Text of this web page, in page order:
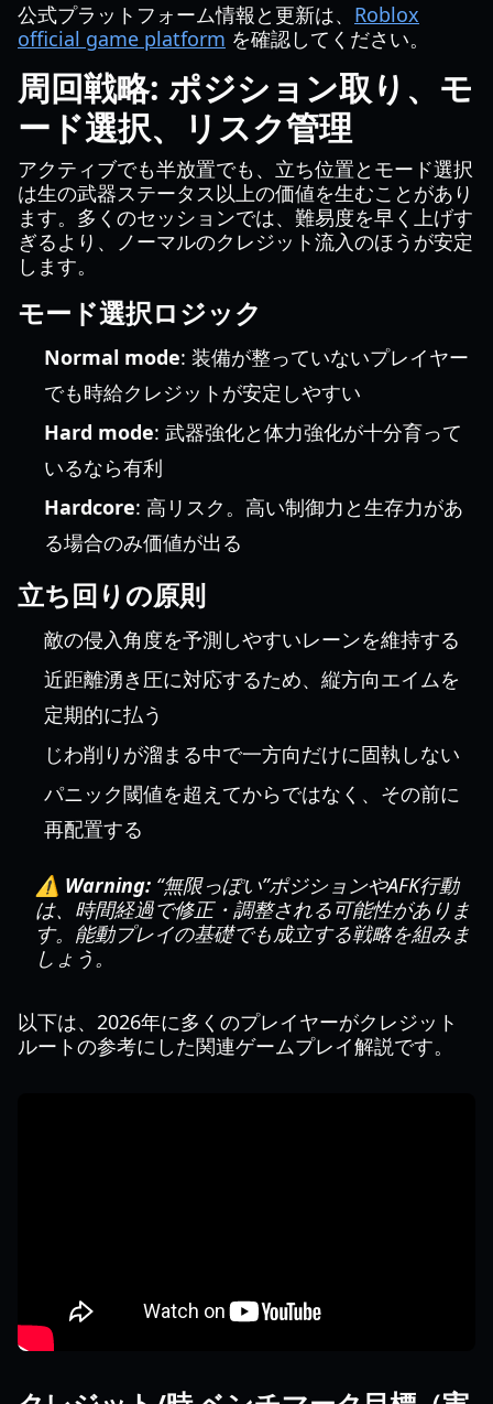
公式プラットフォーム情報と更新は、 Roblox
official game platform を確認してください。
周回戦略: ポジション取り、モ
ード選択、リスク管理
アクティブでも半放置でも、立ち位置とモード選択
は生の武器ステータス以上の価値を生むことがあり
ます。多くのセッションでは、難易度を早く上げす
ぎるより、ノーマルのクレジット流入のほうが安定
します。
モード選択ロジック
Normal mode: 装備が整っていないプレイヤー
でも時給クレジットが安定しやすい
Hard mode: 武器強化と体力強化が十分育って
いるなら有利
Hardcore: 高リスク。高い制御力と生存力があ
る場合のみ価値が出る
立ち回りの原則
敵の侵入角度を予測しやすいレーンを維持する
近距離湧き圧に対応するため、縦方向エイムを
定期的に払う
じわ削りが溜まる中で一方向だけに固執しない
パニック閾値を超えてからではなく、その前に
再配置する
⚠️ Warning: “無限っぽい”ポジションやAFK行動
は、時間経過で修正・調整される可能性がありま
す。能動プレイの基礎でも成立する戦略を組みま
しょう。
以下は、2026年に多くのプレイヤーがクレジット
ルートの参考にした関連ゲームプレイ解説です。